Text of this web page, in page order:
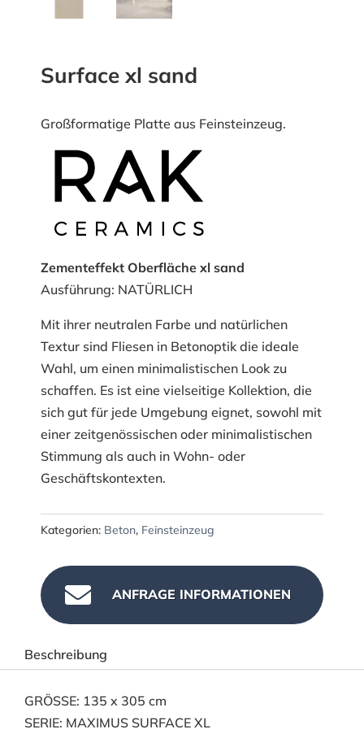
Surface xl sand
Großformatige Platte aus Feinsteinzeug.
Zementeffekt Oberfläche xl sand
Ausführung: NATÜRLICH
Mit ihrer neutralen Farbe und natürlichen
Textur sind Fliesen in Betonoptik die ideale
Wahl, um einen minimalistischen Look zu
schaffen. Es ist eine vielseitige Kollektion, die
sich gut für jede Umgebung eignet, sowohl mit
einer zeitgenössischen oder minimalistischen
Stimmung als auch in Wohn- oder
Geschäftskontexten.
Kategorien: Beton, Feinsteinzeug
 ANFRAGE INFORMATIONEN
Beschreibung
GRÖSSE: 135 x 305 cm
SERIE: MAXIMUS SURFACE XL